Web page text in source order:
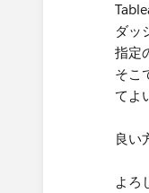
ダッ
指定
そこ
てよ
良い
よろ